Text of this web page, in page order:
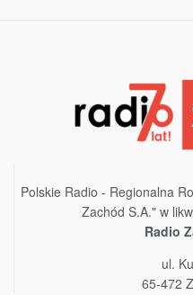
Polskie Radio - Regionalna
Zachód S.A." w
Radio
ul.
65-472